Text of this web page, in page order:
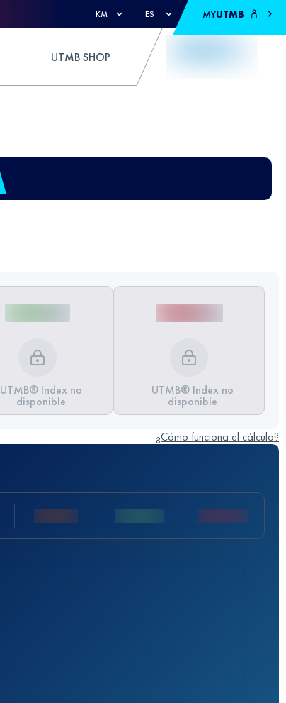
KM ES MYUTMB
UTMB SHOP
UTMB® Index no
disponible
UTMB® Index no
disponible
¿Cómo funciona el cálculo?